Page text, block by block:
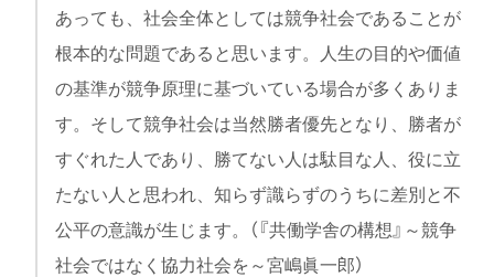
あっても、社会全体としては競争社会であることが
根本的な問題であると思います。人生の目的や価値
の基準が競争原理に基づいている場合が多くありま
す。そして競争社会は当然勝者優先となり、勝者が
すぐれた人であり、勝てない人は駄目な人、役に立
たない人と思われ、知らず識らずのうちに差別と不
公平の意識が生じます。（『共働学舎の構想』～競争
社会ではなく協力社会を～宮嶋眞一郎）